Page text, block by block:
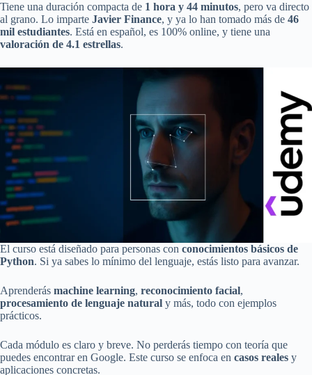
Tiene una duración compacta de 1 hora y 44 minutos, pero va directo
al grano. Lo imparte Javier Finance, y ya lo han tomado más de 46
mil estudiantes. Está en español, es 100% online, y tiene una
valoración de 4.1 estrellas.
El curso está diseñado para personas con conocimientos básicos de
Python. Si ya sabes lo mínimo del lenguaje, estás listo para avanzar.
Aprenderás machine learning, reconocimiento facial,
procesamiento de lenguaje natural y más, todo con ejemplos
prácticos.
Cada módulo es claro y breve. No perderás tiempo con teoría que
puedes encontrar en Google. Este curso se enfoca en casos reales y
aplicaciones concretas.